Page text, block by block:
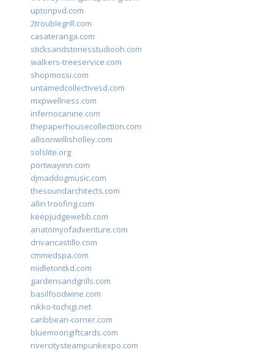
uptonpvd.com
2troublegrill.com
casateranga.com
sticksandstonesstudiooh.com
walkers-treeservice.com
shopmossi.com
untamedcollectivesd.com
mxpwellness.com
infernocanine.com
thepaperhousecollection.com
allisonwillisholley.com
solslite.org
portwayinn.com
djmaddogmusic.com
thesoundarchitects.com
allin1roofing.com
keepjudgewebb.com
anatomyofadventure.com
drivancastillo.com
cmmedspa.com
midletontkd.com
gardensandgrills.com
basilfoodwine.com
nikko-tochigi.net
caribbean-corner.com
bluemoongiftcards.com
rivercitysteampunkexpo.com